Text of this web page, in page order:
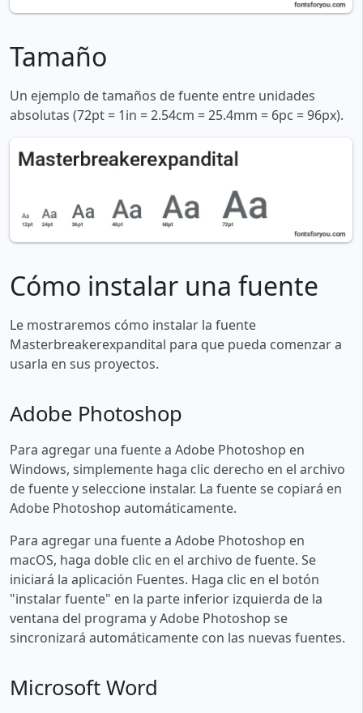
Tamaño
Un ejemplo de tamaños de fuente entre unidades
absolutas (72pt = 1in = 2.54cm = 25.4mm = 6pc = 96px).
Cómo instalar una fuente
Le mostraremos cómo instalar la fuente
Masterbreakerexpandital para que pueda comenzar a
usarla en sus proyectos.
Adobe Photoshop
Para agregar una fuente a Adobe Photoshop en
Windows, simplemente haga clic derecho en el archivo
de fuente y seleccione instalar. La fuente se copiará en
Adobe Photoshop automáticamente.
Para agregar una fuente a Adobe Photoshop en
macOS, haga doble clic en el archivo de fuente. Se
iniciará la aplicación Fuentes. Haga clic en el botón
"instalar fuente" en la parte inferior izquierda de la
ventana del programa y Adobe Photoshop se
sincronizará automáticamente con las nuevas fuentes.
Microsoft Word